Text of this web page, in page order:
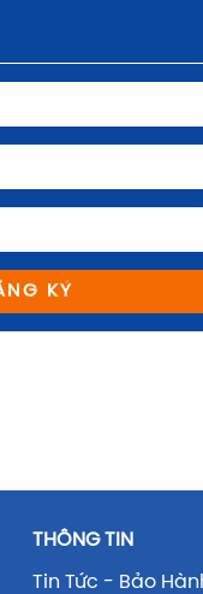
KÝ
THÔNG TIN
Tin Tức - Bảo